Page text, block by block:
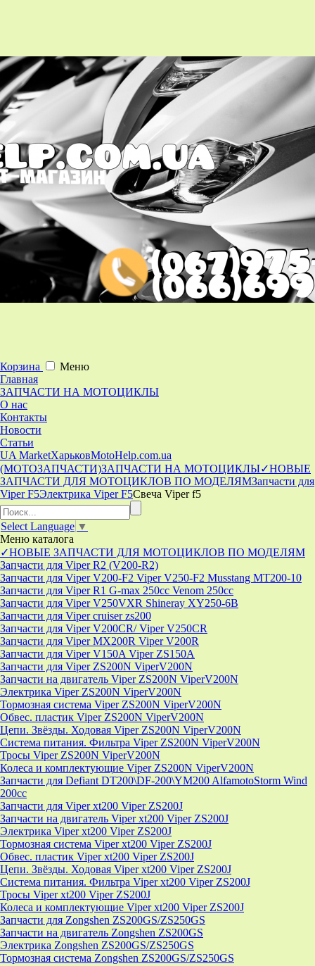
Корзина
Меню
Главная
ЗАПЧАСТИ НА МОТОЦИКЛЫ
О нас
Контакты
Новости
Статьи
UA MarketХарьковMotoHelp.com.ua
(МОТОЗАПЧАСТИ)ЗАПЧАСТИ НА МОТОЦИКЛЫ✓НОВЫЕ
ЗАПЧАСТИ ДЛЯ МОТОЦИКЛОВ ПО МОДЕЛЯМЗапчасти для
Viper F5Электрика Viper F5Свеча Viper f5
Select Language ▼
Меню каталога
✓НОВЫЕ ЗАПЧАСТИ ДЛЯ МОТОЦИКЛОВ ПО МОДЕЛЯМ
Запчасти для Viper R2 (V200-R2)
Запчасти для Viper V200-F2 Viper V250-F2 Musstang MT200-10
Запчасти для Viper R1 G-max 250cc Venom 250cc
Запчасти для Viper V250VXR Shineray XY250-6B
Запчасти для Viper cruiser zs200
Запчасти для Viper V200CR/ Viper V250CR
Запчасти для Viper MX200R Viper V200R
Запчасти для Viper V150A Viper ZS150A
Запчасти для Viper ZS200N ViperV200N
Запчасти на двигатель Viper ZS200N ViperV200N
Электрика Viper ZS200N ViperV200N
Тормозная система Viper ZS200N ViperV200N
Обвес. пластик Viper ZS200N ViperV200N
Цепи. Звёзды. Ходовая Viper ZS200N ViperV200N
Система питания. Фильтра Viper ZS200N ViperV200N
Тросы Viper ZS200N ViperV200N
Колеса и комплектующие Viper ZS200N ViperV200N
Запчасти для Defiant DT200\DF-200\YM200 AlfamotoStorm Wind
200cc
Запчасти для Viper xt200 Viper ZS200J
Запчасти на двигатель Viper xt200 Viper ZS200J
Электрика Viper xt200 Viper ZS200J
Тормозная система Viper xt200 Viper ZS200J
Обвес. пластик Viper xt200 Viper ZS200J
Цепи. Звёзды. Ходовая Viper xt200 Viper ZS200J
Система питания. Фильтра Viper xt200 Viper ZS200J
Тросы Viper xt200 Viper ZS200J
Колеса и комплектующие Viper xt200 Viper ZS200J
Запчасти для Zongshen ZS200GS/ZS250GS
Запчасти на двигатель Zongshen ZS200GS
Электрика Zongshen ZS200GS/ZS250GS
Тормозная система Zongshen ZS200GS/ZS250GS